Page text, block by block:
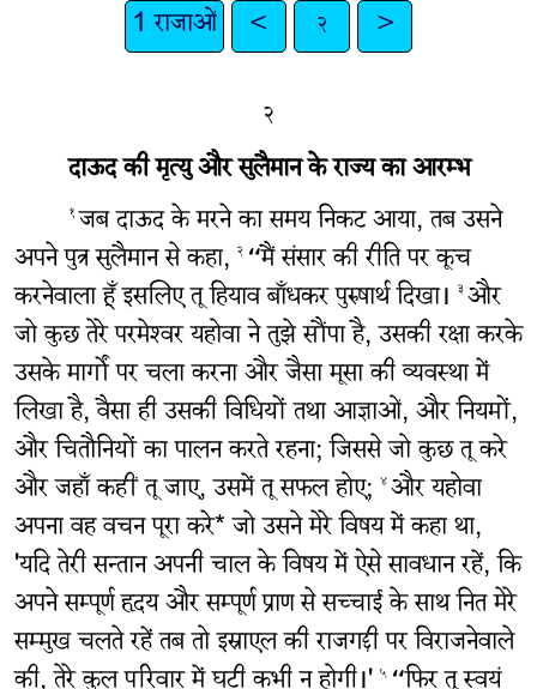
1 राजाओं < २ >
२
दाऊद की मृत्यु और सुलैमान के राज्य का आरम्भ
१जब दाऊद के मरने का समय निकट आया, तब उसने
अपने पुत्र सुलैमान से कहा, २“मैं संसार की रीति पर कूच
करनेवाला हूँ इसलिए तू हियाव बाँधकर पुरुषार्थ दिखा। ३और
जो कुछ तेरे परमेश्‍वर यहोवा ने तुझे सौंपा है, उसकी रक्षा करके
उसके मार्गों पर चला करना और जैसा मूसा की व्यवस्था में
लिखा है, वैसा ही उसकी विधियों तथा आज्ञाओं, और नियमों,
और चितौनियों का पालन करते रहना; जिससे जो कुछ तू करे
और जहाँ कहीं तू जाए, उसमें तू सफल होए; ४और यहोवा
अपना वह वचन पूरा करे* जो उसने मेरे विषय में कहा था,
'यदि तेरी सन्तान अपनी चाल के विषय में ऐसे सावधान रहें, कि
अपने सम्पूर्ण हृदय और सम्पूर्ण प्राण से सच्चाई के साथ नित मेरे
सम्मुख चलते रहें तब तो इस्राएल की राजगद्दी पर विराजनेवाले
५